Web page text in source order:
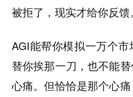
被拒了，现实才给你反馈。
AGI能帮你模拟一万个
替你挨那一刀，也不能
心痛。但恰恰是那个心